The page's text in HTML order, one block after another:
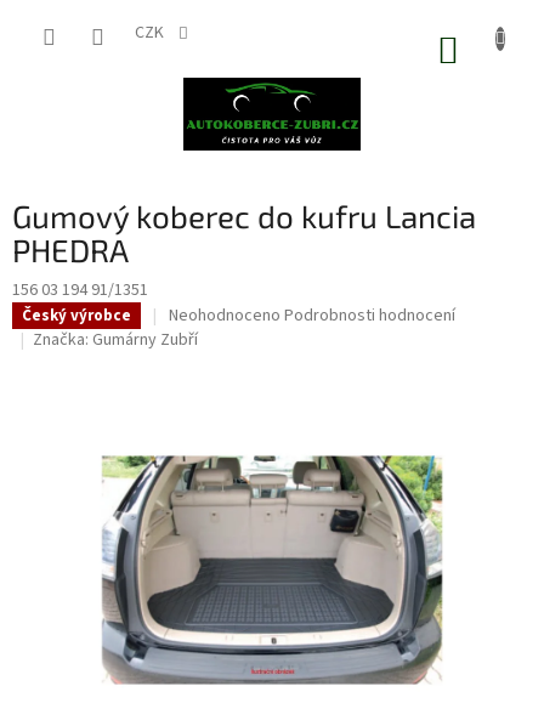
CZK
Gumový koberec do kufru Lancia
PHEDRA
156 03 194 91/1351
Český výrobce
Průměrné
hodnocení
5
hvězdiček.
Neohodnoceno Podrobnosti hodnocení
Značka: Gumárny Zubří